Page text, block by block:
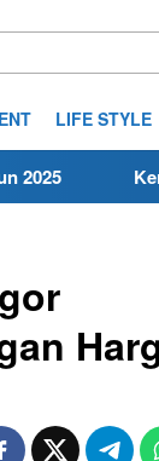
LIFE STYLE
Kerja Hari Ini